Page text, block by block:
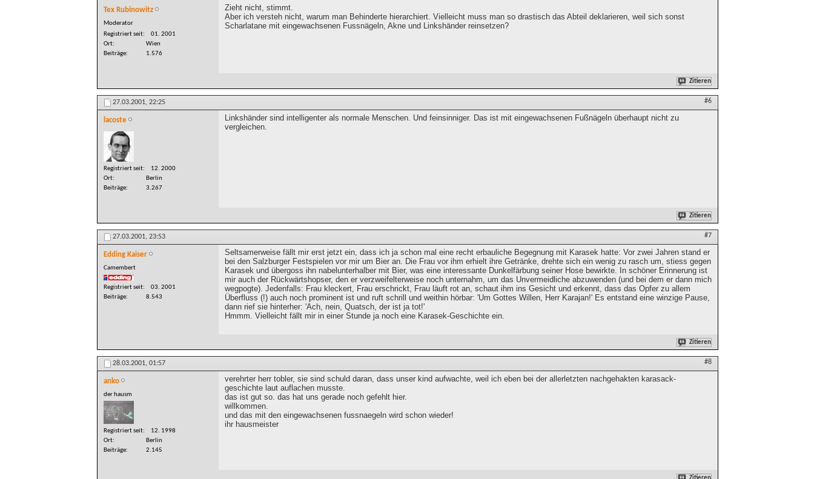
Tex Rubinowitz
Moderator
Registriert seit
01. 2001
Ort
Wien
Beiträge
1.576
Zieht nicht, stimmt.
Aber ich versteh nicht, warum man Behinderte hierarchiert. Vielleicht muss man so drastisch das Abteil deklarieren, weil sich sonst
Scharlatane mit eingewachsenen Fussnägeln, Akne und Linkshänder reinsetzen?
Zitieren
27.03.2001, 22:25 #6
lacoste
Registriert seit
12. 2000
Ort
Berlin
Beiträge
3.267
Linkshänder sind intelligenter als normale Menschen. Und feinsinniger. Das ist mit eingewachsenen Fußnägeln überhaupt nicht zu
vergleichen.
Zitieren
27.03.2001, 23:53 #7
Edding Kaiser
Camembert
Registriert seit
03. 2001
Beiträge
8.543
Seltsamerweise fällt mir erst jetzt ein, dass ich ja schon mal eine recht erbauliche Begegnung mit Karasek hatte: Vor zwei Jahren stand er
bei den Salzburger Festspielen vor mir um Bier an. Die Frau vor ihm erhielt ihre Getränke, drehte sich ein wenig zu rasch um, stiess gegen
Karasek und übergoss ihn nabelunterhalber mit Bier, was eine interessante Dunkelfärbung seiner Hose bewirkte. In schöner Erinnerung ist
mir auch der Rückwärtshopser, den er verzweifelterweise noch unternahm, um das Unvermeidliche abzuwenden (und bei dem er dann mich
wegpogte). Jedenfalls: Frau kleckert, Frau erschrickt, Frau läuft rot an, schaut ihm ins Gesicht und erkennt, dass das Opfer zu allem
Überfluss (!) auch noch prominent ist und ruft schrill und weithin hörbar: 'Um Gottes Willen, Herr Karajan!' Es entstand eine winzige Pause,
dann rief sie hinterher: 'Ach, nein, Quatsch, der ist ja tot!'
Hmmm. Vielleicht fällt mir in einer Stunde ja noch eine Karasek-Geschichte ein.
Zitieren
28.03.2001, 01:57 #8
anko
der hausm
Registriert seit
12. 1998
Ort
Berlin
Beiträge
2.145
verehrter herr tobler, sie sind schuld daran, dass unser kind aufwachte, weil ich eben bei der allerletzten nachgehakten karasack-
geschichte laut auflachen musste.
das ist gut so. das hat uns gerade noch gefehlt hier.
willkommen.
und das mit den eingewachsenen fussnaegeln wird schon wieder!
ihr hausmeister